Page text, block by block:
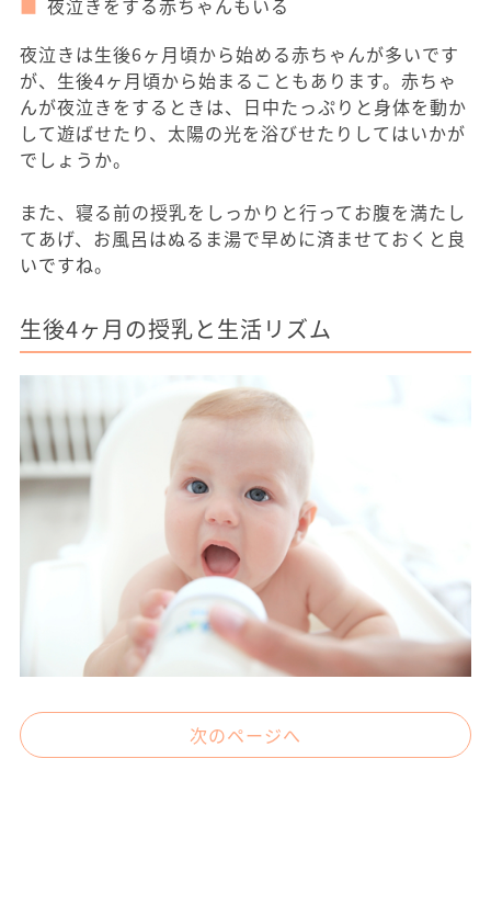
夜泣きをする赤ちゃんもいる
夜泣きは生後6ヶ月頃から始める赤ちゃんが多いです
が、生後4ヶ月頃から始まることもあります。赤ちゃ
んが夜泣きをするときは、日中たっぷりと身体を動か
して遊ばせたり、太陽の光を浴びせたりしてはいかが
でしょうか。
また、寝る前の授乳をしっかりと行ってお腹を満たし
てあげ、お風呂はぬるま湯で早めに済ませておくと良
いですね。
生後4ヶ月の授乳と生活リズム
次のページへ